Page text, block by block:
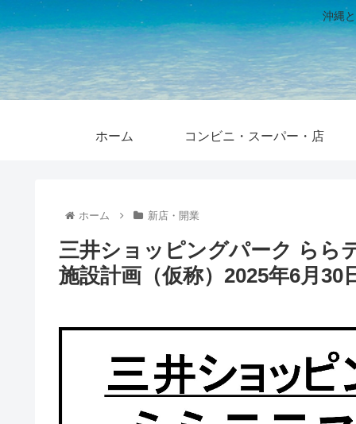
沖縄
ホーム コンビニ・スーパー・店
ホーム 新店・開業
三井ショッピングパーク らら
施設計画（仮称）2025年6月